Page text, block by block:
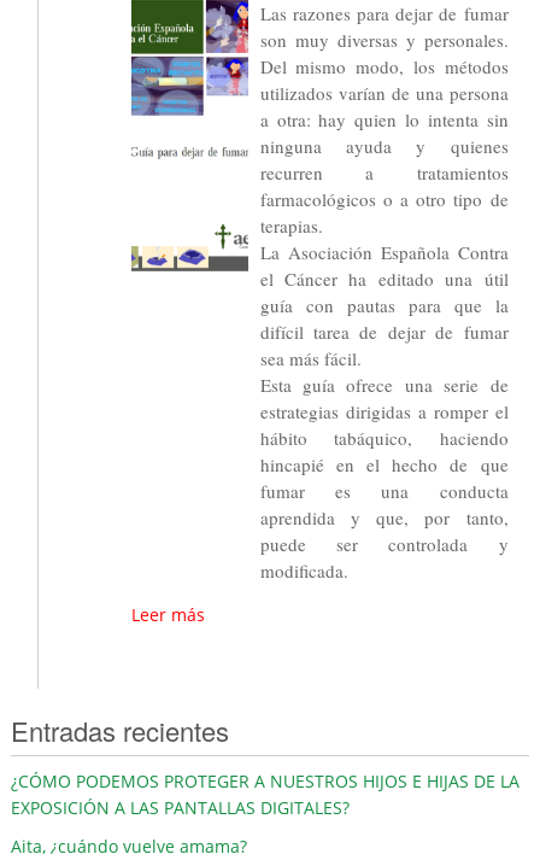
Las razones para dejar de fumar
son muy diversas y personales.
Del mismo modo, los métodos
utilizados varían de una persona
a otra: hay quien lo intenta sin
ninguna ayuda y quienes
recurren a tratamientos
farmacológicos o a otro tipo de
terapias.
La Asociación Española Contra
el Cáncer ha editado una útil
guía con pautas para que la
difícil tarea de dejar de fumar
sea más fácil.
Esta guía ofrece una serie de
estrategias dirigidas a romper el
hábito tabáquico, haciendo
hincapié en el hecho de que
fumar es una conducta
aprendida y que, por tanto,
puede ser controlada y
modificada.
Leer más
Entradas recientes
¿CÓMO PODEMOS PROTEGER A NUESTROS HIJOS E HIJAS DE LA
EXPOSICIÓN A LAS PANTALLAS DIGITALES?
Aita, ¿cuándo vuelve amama?